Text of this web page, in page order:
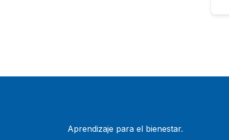
Aprendizaje para el bienestar.